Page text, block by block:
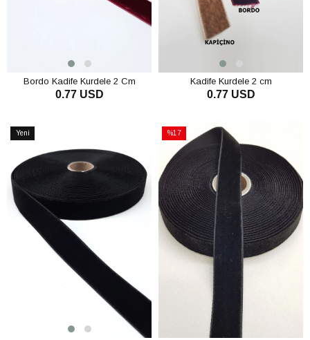
Bordo Kadife Kurdele 2 Cm
0.77 USD
Kadife Kurdele 2 cm
0.77 USD
Yeni
%17
İndirim
%17İndirim